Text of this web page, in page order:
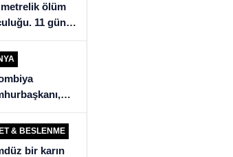
metrelik ölüm
11 gün
kalan
kurtarma
şoke etti
sonuçlarını
ilan
& BESLENME
bir karın